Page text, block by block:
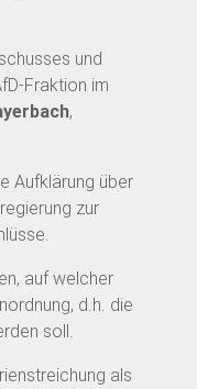
und
Fraktion im
,
Aufklärung über
zur
auf welcher
d.h. die
soll.
als